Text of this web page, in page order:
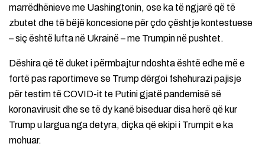
marrëdhënieve me Uashingtonin, ose ka të ngjarë që të
zbutet dhe të bëjë koncesione për çdo çështje kontestuese
– siç është lufta në Ukrainë – me Trumpin në pushtet.
Dëshira që të duket i përmbajtur ndoshta është edhe më e
fortë pas raportimeve se Trump dërgoi fshehurazi pajisje
për testim të COVID-it te Putini gjatë pandemisë së
koronavirusit dhe se të dy kanë biseduar disa herë që kur
Trump u largua nga detyra, diçka që ekipi i Trumpit e ka
mohuar.